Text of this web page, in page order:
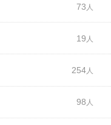
73
19
254
98